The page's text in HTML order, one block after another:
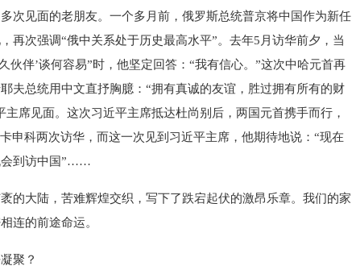
见面的老朋友。一个多月前，俄罗斯总统普京将中国作为新任
再次强调“俄中关系处于历史最高水平”。去年5月访华前夕，当
伙伴’谈何容易”时，他坚定回答：“我有信心。”这次中哈元首再
夫总统用中文直抒胸臆：“拥有真诚的友谊，胜过拥有所有的财
席见面。这次习近平主席抵达杜尚别后，两国元首携手而行，
申科两次访华，而这一次见到习近平主席，他期待地说：“现在
会到访中国”……
大陆，苦难辉煌交织，写下了跌宕起伏的激昂乐章。我们的家
连的前途命运。
聚？